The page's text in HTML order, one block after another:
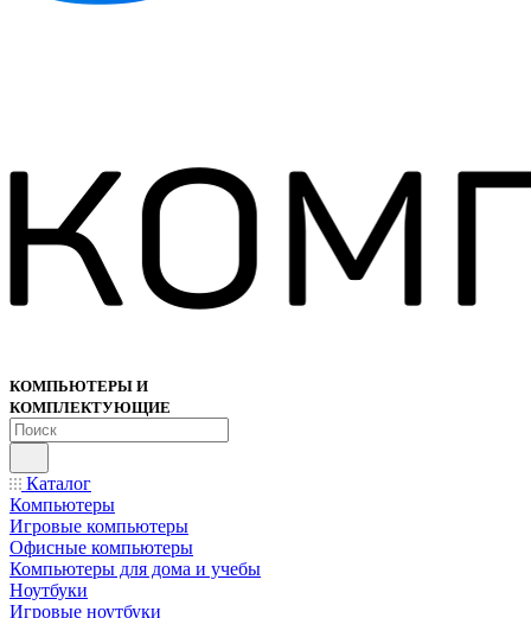
КОМПЬЮТЕРЫ И
КОМПЛЕКТУЮЩИЕ
Каталог
Компьютеры
Игровые компьютеры
Офисные компьютеры
Компьютеры для дома и учебы
Ноутбуки
Игровые ноутбуки